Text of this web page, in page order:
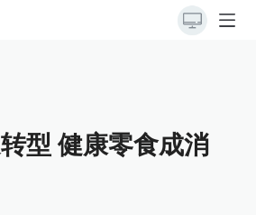
型 健康零食成消